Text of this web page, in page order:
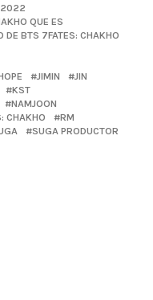
QUE ES
DE BTS 7FATES: CHAKHO
JIMIN
JIN
KST
NAMJOON
CHAKHO
RM
SUGA PRODUCTOR